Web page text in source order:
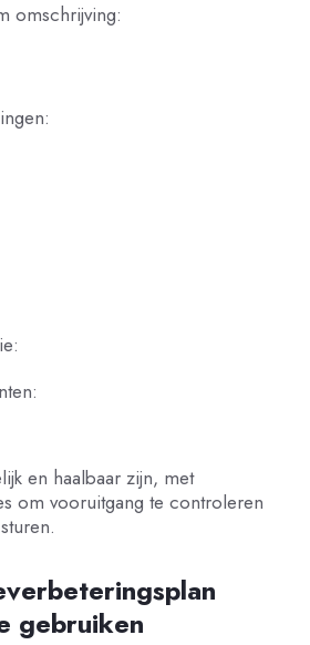
omschrijving:
en haalbaar zijn, met
om vooruitgang te controleren
gebruiken